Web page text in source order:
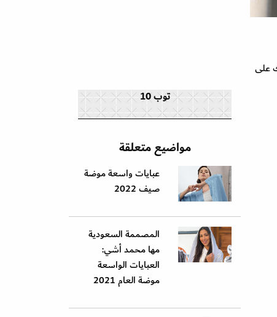
على
توب 10
مواضيع متعلقة
عبايات واسعة موضة
صيف 2022
المصممة السعودية
مها محمد أشي:
العبايات الواسعة
موضة العام 2021